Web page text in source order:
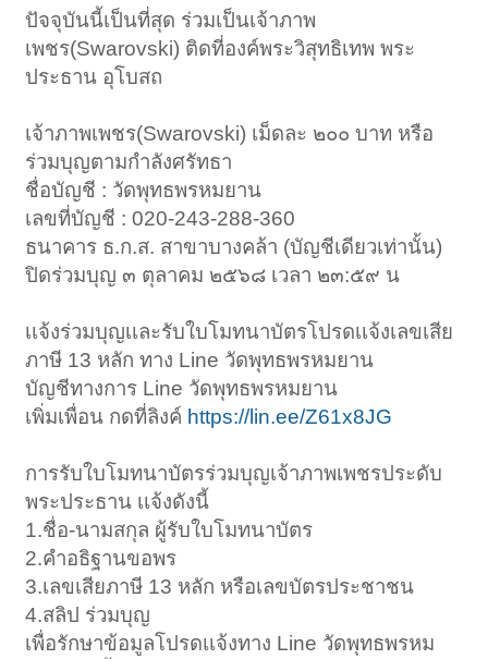
ปัจจุบันนี้เป็นที่สุด ร่วมเป็นเจ้าภาพ
เพชร(Swarovski) ติดที่องค์พระวิสุทธิเทพ พระ
ประธาน อุโบสถ
เจ้าภาพเพชร(Swarovski) เม็ดละ ๒๐๐ บาท หรือ
ร่วมบุญตามกำลังศรัทธา
ชื่อบัญชี : วัดพุทธพรหมยาน
เลขที่บัญชี : 020-243-288-360
ธนาคาร ธ.ก.ส. สาขาบางคล้า (บัญชีเดียวเท่านั้น)
ปิดร่วมบุญ ๓ ตุลาคม ๒๕๖๘ เวลา ๒๓:๕๙ น
เเจ้งร่วมบุญเเละรับใบโมทนาบัตรโปรดเเจ้งเลขเสีย
ภาษี 13 หลัก ทาง Line วัดพุทธพรหมยาน
บัญชีทางการ Line วัดพุทธพรหมยาน
เพิ่มเพื่อน กดที่ลิงค์ https://lin.ee/Z61x8JG
การรับใบโมทนาบัตรร่วมบุญเจ้าภาพเพชรประดับ
พระประธาน เเจ้งดังนี้
1.ชื่อ-นามสกุล ผู้รับใบโมทนาบัตร
2.คำอธิฐานขอพร
3.เลขเสียภาษี 13 หลัก หรือเลขบัตรประชาชน
4.สลิป ร่วมบุญ
เพื่อรักษาข้อมูลโปรดเเจ้งทาง Line วัดพุทธพรหม